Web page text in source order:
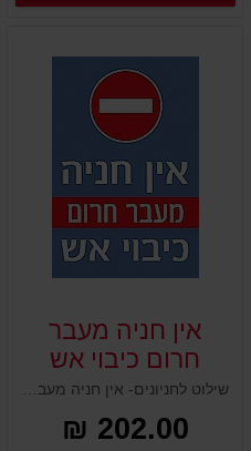
אין חניה מעבר
חרום כיבוי אש
40×60 ס"מ
202.00 ₪